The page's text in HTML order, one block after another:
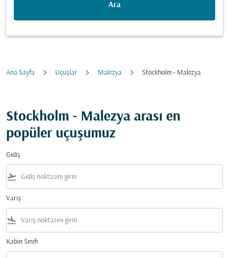
Ara
Ana Sayfa Uçuşlar Malezya Stockholm - Malezya
Stockholm - Malezya arası en
popüler uçuşumuz
Gidiş
flight_takeoff
Varış
flight_land
Kabin Sınıfı